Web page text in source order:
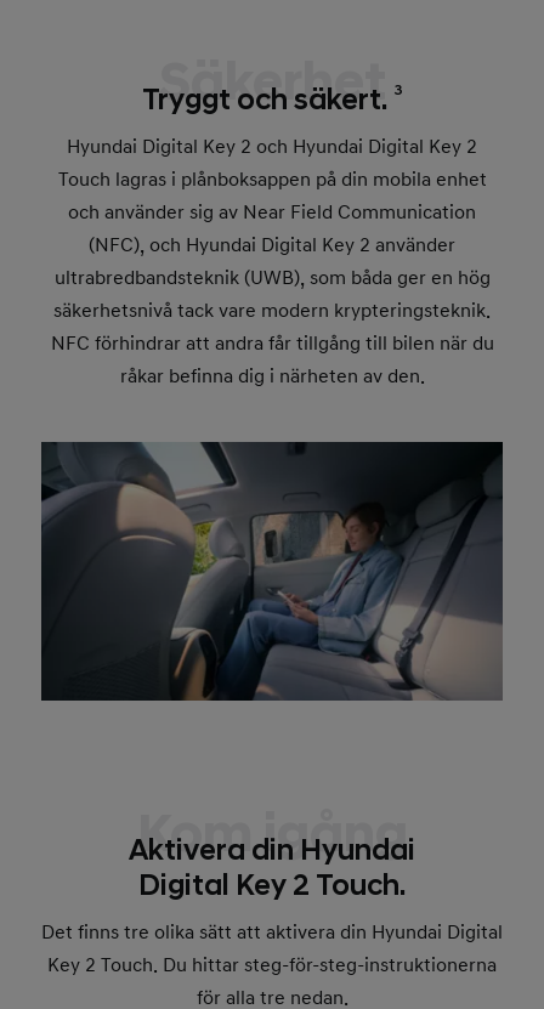
Säkerhet
Tryggt och säkert. 3
Hyundai Digital Key 2 och Hyundai Digital Key 2
Touch lagras i plånboksappen på din mobila enhet
och använder sig av Near Field Communication
(NFC), och Hyundai Digital Key 2 använder
ultrabredbandsteknik (UWB), som båda ger en hög
säkerhetsnivå tack vare modern krypteringsteknik.
NFC förhindrar att andra får tillgång till bilen när du
råkar befinna dig i närheten av den.
Kom igång
Aktivera din Hyundai
Digital Key 2 Touch.
Det finns tre olika sätt att aktivera din Hyundai Digital
Key 2 Touch. Du hittar steg-för-steg-instruktionerna
för alla tre nedan.